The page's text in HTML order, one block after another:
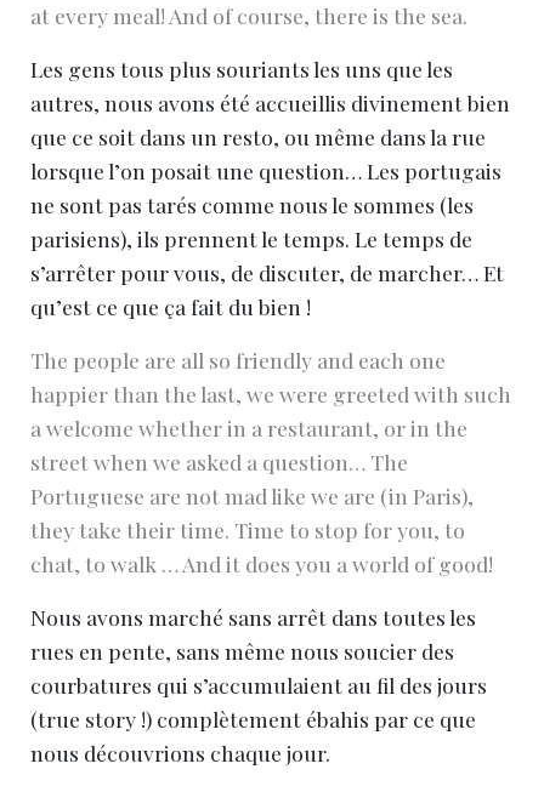
at every meal! And of course, there is the sea.
Les gens tous plus souriants les uns que les
autres, nous avons été accueillis divinement bien
que ce soit dans un resto, ou même dans la rue
lorsque l’on posait une question… Les portugais
ne sont pas tarés comme nous le sommes (les
parisiens), ils prennent le temps. Le temps de
s’arrêter pour vous, de discuter, de marcher… Et
qu’est ce que ça fait du bien !
The people are all so friendly and each one
happier than the last, we were greeted with such
a welcome whether in a restaurant, or in the
street when we asked a question… The
Portuguese are not mad like we are (in Paris),
they take their time. Time to stop for you, to
chat, to walk … And it does you a world of good!
Nous avons marché sans arrêt dans toutes les
rues en pente, sans même nous soucier des
courbatures qui s’accumulaient au fil des jours
(true story !) complètement ébahis par ce que
nous découvrions chaque jour.